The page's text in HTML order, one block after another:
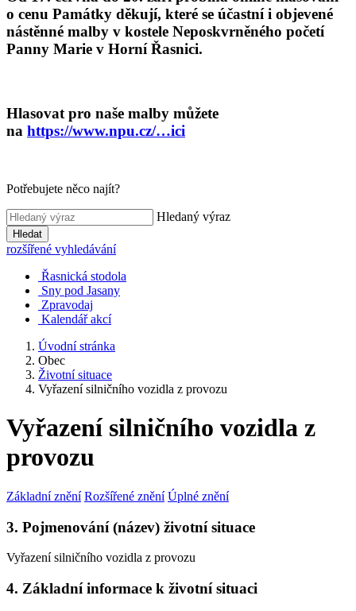
o cenu Památky děkují, které se účastní i objevené
nástěnné malby v kostele Neposkvrněného početí
Panny Marie v Horní Řasnici.
Hlasovat pro naše malby můžete
na https://www.npu.cz/…ici
Potřebujete něco najít?
Hledaný výraz
Hledat
rozšířené vyhledávání
Řasnická stodola
Sny pod Jasany
Zpravodaj
Kalendář akcí
Úvodní stránka
Obec
Životní situace
Vyřazení silničního vozidla z provozu
Vyřazení silničního vozidla z
provozu
Základní znění Rozšířené znění Úplné znění
3. Pojmenování (název) životní situace
Vyřazení silničního vozidla z provozu
4. Základní informace k životní situaci